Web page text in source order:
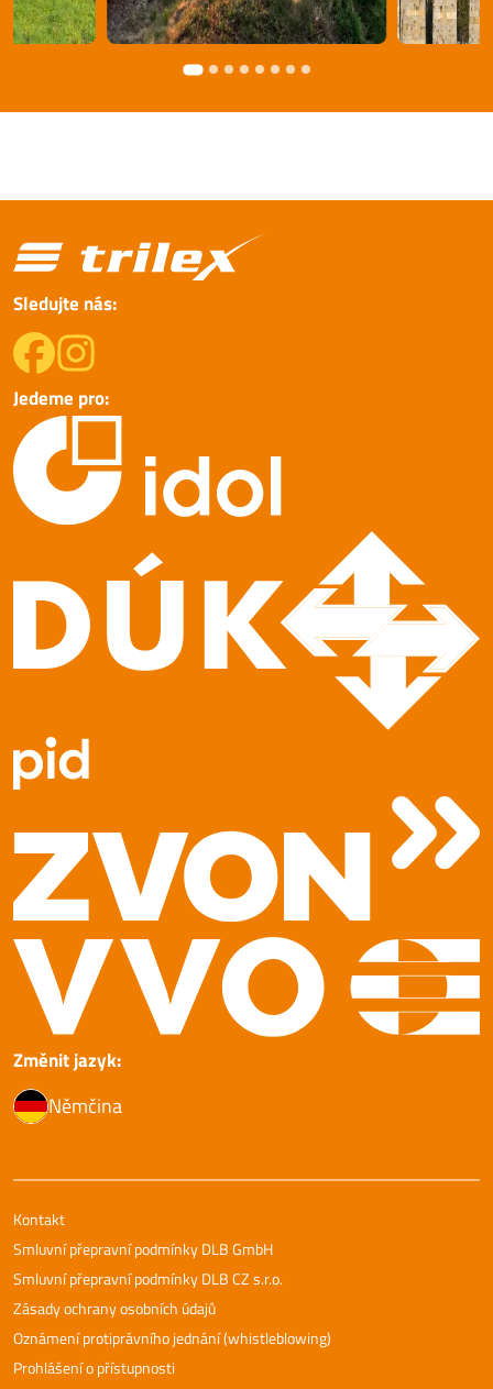
Sledujte nás:
Jedeme pro:
Změnit jazyk:
Němčina
Kontakt
Smluvní přepravní podmínky DLB GmbH
Smluvní přepravní podmínky DLB CZ s.r.o.
Zásady ochrany osobních údajů
Oznámení protiprávního jednání (whistleblowing)
Prohlášení o přístupnosti